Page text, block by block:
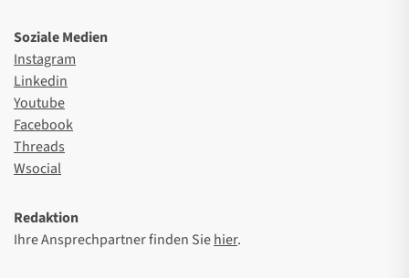
Soziale Medien
Instagram
Linkedin
Youtube
Facebook
Threads
Wsocial
Redaktion
Ihre Ansprechpartner finden Siehier.